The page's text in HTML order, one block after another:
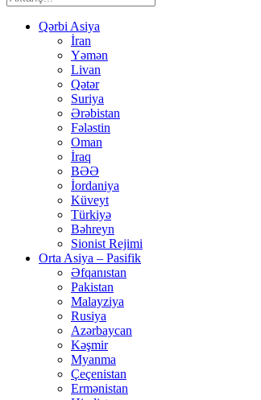
Qərbi Asiya
İran
Yəmən
Livan
Qətər
Suriya
Ərəbistan
Fələstin
Oman
İraq
BƏƏ
İordaniya
Küveyt
Türkiyə
Bəhreyn
Sionist Rejimi
Orta Asiya – Pasifik
Əfqanıstan
Pakistan
Malayziya
Rusiya
Azərbaycan
Kəşmir
Myanma
Çeçenistan
Ermənistan